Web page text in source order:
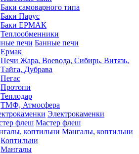
Баки самоварного типа
Баки Парус
Баки ЕРМАК
Теплообменники
Банные печи
Ермак
Печи Жара, Воевода, Сибирь, Витязь,
Тайга, Дубрава
Пегас
Протопи
Теплодар
ТМФ, Атмосфера
Электрокаменки
Мастер флеш
Мангалы, коптильни
Коптильни
Мангалы